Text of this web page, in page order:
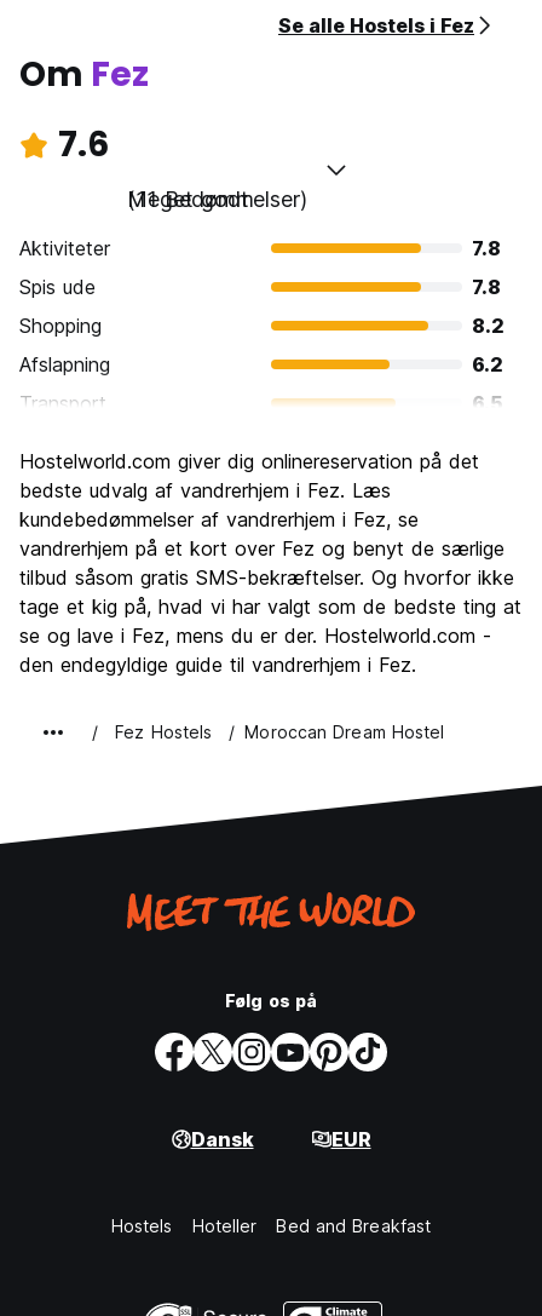
Se alle Hostels i Fez
Om Fez
7.6
Meget godt
(11 Bedømmelser)
Aktiviteter
7.8
Spis ude
7.8
Shopping
8.2
Afslapning
6.2
Transport
6.5
Kultur
Fester
Værdi for pengene
8.4
Hostelworld.com giver dig onlinereservation på det
bedste udvalg af vandrerhjem i Fez. Læs
kundebedømmelser af vandrerhjem i Fez, se
vandrerhjem på et kort over Fez og benyt de særlige
tilbud såsom gratis SMS-bekræftelser. Og hvorfor ikke
tage et kig på, hvad vi har valgt som de bedste ting at
se og lave i Fez, mens du er der. Hostelworld.com -
den endegyldige guide til vandrerhjem i Fez.
Fez Hostels Moroccan Dream Hostel
Følg os på
Dansk EUR
Hostels Hoteller Bed and Breakfast